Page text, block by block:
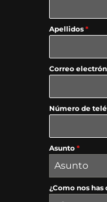
Apellidos*
Correo
Número de
Asunto*
Asunto
¿Como nos has